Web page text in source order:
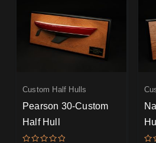
Custom Half Hulls
Pearson 30-Custom
Half Hull